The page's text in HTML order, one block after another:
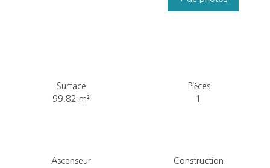
Surface
99.82 m²
Pièces
1
Ascenseur
Construction